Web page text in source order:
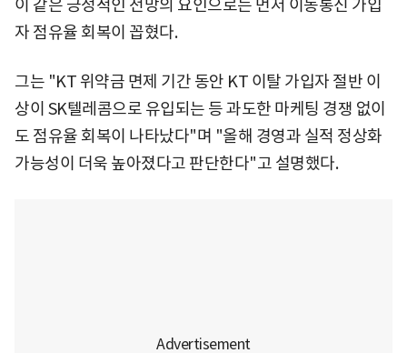
이 같은 긍정적인 전망의 요인으로는 먼저 이동통신 가입
자 점유율 회복이 꼽혔다.
그는 "KT 위약금 면제 기간 동안 KT 이탈 가입자 절반 이
상이 SK텔레콤으로 유입되는 등 과도한 마케팅 경쟁 없이
도 점유율 회복이 나타났다"며 "올해 경영과 실적 정상화
가능성이 더욱 높아졌다고 판단한다"고 설명했다.